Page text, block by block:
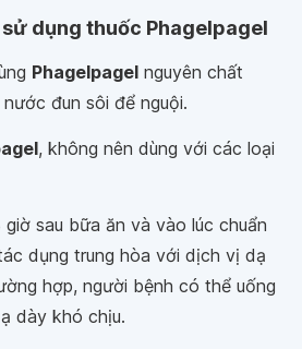
sử dụng thuốc Phagelpagel
Phagelpagel nguyên chất
đun sôi để nguội.
, không nên dùng với các loại
sau bữa ăn và vào lúc chuẩn
dụng trung hòa với dịch vị dạ
hợp, người bệnh có thể uống
dày khó chịu.